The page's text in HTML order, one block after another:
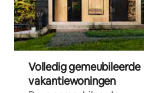
Volledig gemeubileerde
vakantiewoningen